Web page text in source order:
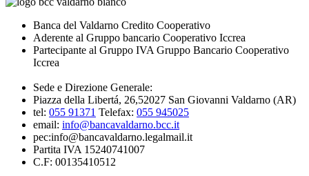
Banca del Valdarno Credito Cooperativo
Aderente al Gruppo bancario Cooperativo Iccrea
Partecipante al Gruppo IVA Gruppo Bancario Cooperativo
Iccrea
Sede e Direzione Generale:
Piazza della Libertá, 26,52027 San Giovanni Valdarno (AR)
tel: 055 91371 Telefax: 055 945025
email: info@bancavaldarno.bcc.it
pec:info@bancavaldarno.legalmail.it
Partita IVA 15240741007
C.F: 00135410512